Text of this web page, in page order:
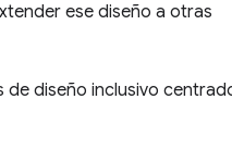
ese diseño a otras
de diseño inclusivo